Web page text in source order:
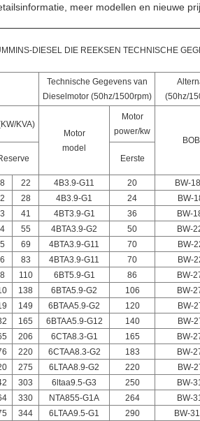
meer modellen en nieuwe
DIESEL DIE REEKSEN TECHNISCHE
Technische Gegevens van
Dieselmotor (50hz/1500rpm)
(50hz/
KVA)
Motor
model
Motor
power/kw
Eerste
22 4B3.9-G11 20 BW-
28 4B3.9-G1 24 BW-
41 4BT3.9-G1 36 BW-
55 4BTA3.9-G2 50 BW-
69 4BTA3.9-G11 70 BW-
83 4BTA3.9-G11 70 BW-
110 6BT5.9-G1 86 BW-
138 6BTA5.9-G2 106 BW-
149 6BTAA5.9-G2 120 BW-
165 6BTAA5.9-G12 140 BW-
206 6CTA8.3-G1 165 BW-
220 6CTAA8.3-G2 183 BW-
275 6LTAA8.9-G2 220 BW-
303 6ltaa9.5-G3 250 BW-
330 NTA855-G1A 264 BW-
344 6LTAA9.5-G1 290 BW-